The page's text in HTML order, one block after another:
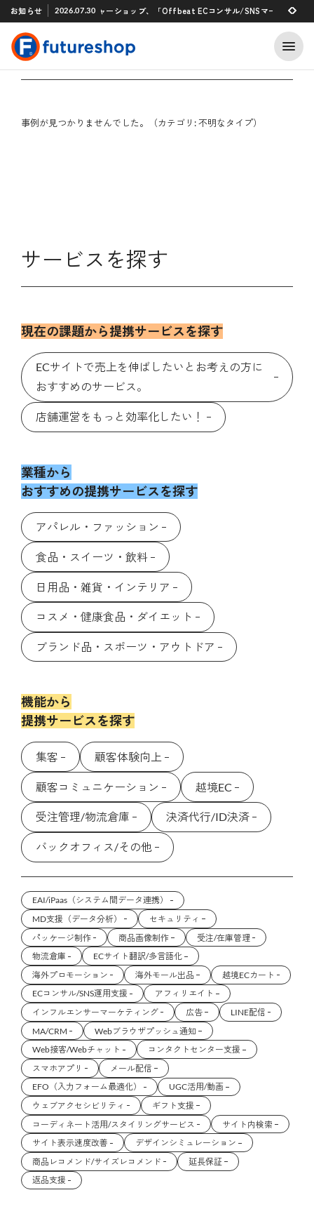
お知らせ
アプリ 「STAFF START」とのタグ連携を開始
2026.07.30
フューチャーショップ、「Offbeat ECコンサル/SNSマーケティング
2026.07.29
HOME 提携サービス一覧 事例紹介
事例が見つかりません
事例が見つかりませんでした。（カテゴリ: 不明なタイプ）
サービスを探す
現在の課題から提携サービスを探す
ECサイトで売上を伸ばしたいとお考えの方に
おすすめのサービス。
店舗運営をもっと効率化したい！
業種から
おすすめの提携サービスを探す
アパレル・ファッション
食品・スイーツ・飲料
日用品・雑貨・インテリア
コスメ・健康食品・ダイエット
ブランド品・スポーツ・アウトドア
機能から
提携サービスを探す
集客 顧客体験向上
顧客コミュニケーション 越境EC
受注管理/物流倉庫 決済代行/ID決済
バックオフィス/その他
EAI/iPaas（システム間データ連携）
MD支援（データ分析）
セキュリティ
パッケージ制作
商品画像制作
受注/在庫管理
物流倉庫
ECサイト翻訳/多言語化
海外プロモーション
海外モール出品
越境ECカート
ECコンサル/SNS運用支援
アフィリエイト
インフルエンサーマーケティング
広告
LINE配信
MA/CRM
Webブラウザプッシュ通知
Web接客/Webチャット
コンタクトセンター支援
スマホアプリ
メール配信
EFO（入力フォーム最適化）
UGC活用/動画
ウェブアクセシビリティ
ギフト支援
コーディネート活用/スタイリングサービス
サイト内検索
サイト表示速度改善
デザインシミュレーション
商品レコメンド/サイズレコメンド
延長保証
返品支援